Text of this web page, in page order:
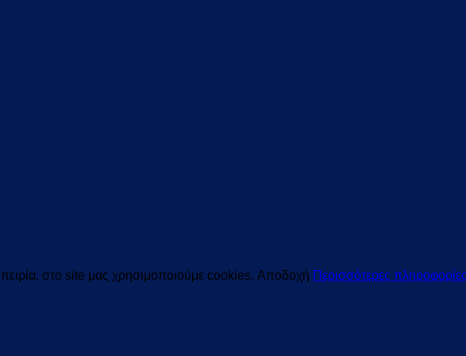
στο site μας χρησιμοποιούμε cookies. Αποδοχή Περισσότερες